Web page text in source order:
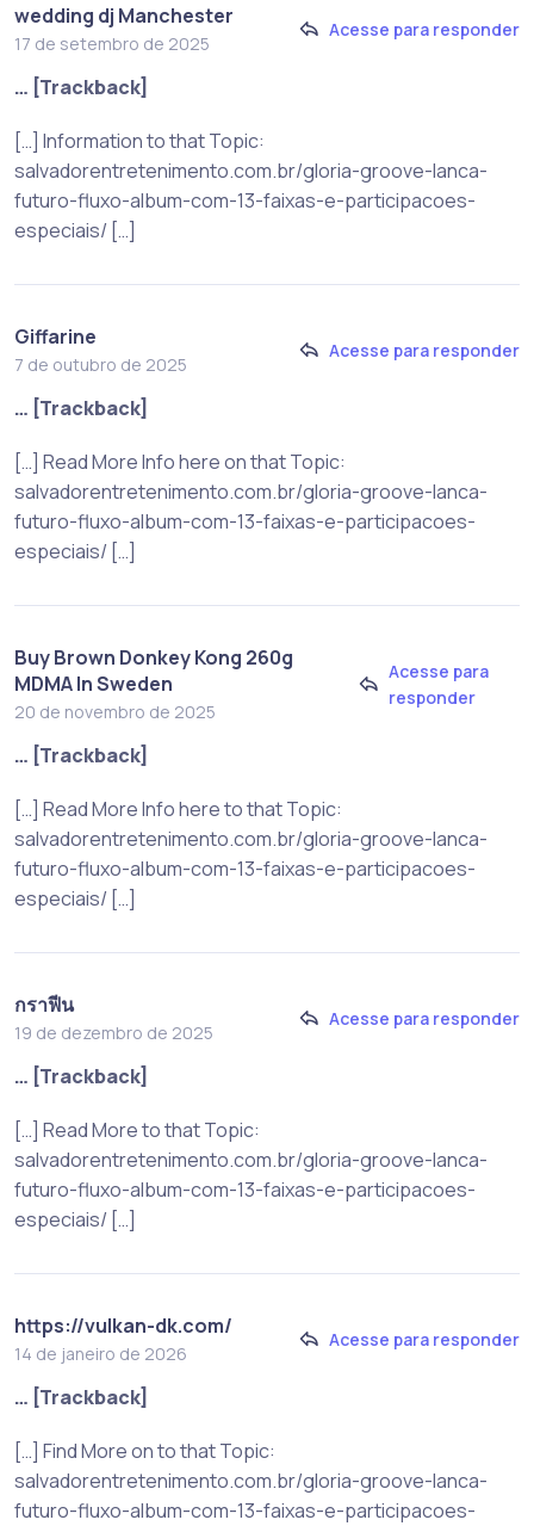
wedding dj Manchester
17 de setembro de 2025
Acesse para responder
… [Trackback]
[…] Information to that Topic:
salvadorentretenimento.com.br/gloria-groove-lanca-
futuro-fluxo-album-com-13-faixas-e-participacoes-
especiais/ […]
Giffarine
7 de outubro de 2025
Acesse para responder
… [Trackback]
[…] Read More Info here on that Topic:
salvadorentretenimento.com.br/gloria-groove-lanca-
futuro-fluxo-album-com-13-faixas-e-participacoes-
especiais/ […]
Buy Brown Donkey Kong 260g
MDMA In Sweden
20 de novembro de 2025
Acesse para
responder
… [Trackback]
[…] Read More Info here to that Topic:
salvadorentretenimento.com.br/gloria-groove-lanca-
futuro-fluxo-album-com-13-faixas-e-participacoes-
especiais/ […]
กราฟีน
19 de dezembro de 2025
Acesse para responder
… [Trackback]
[…] Read More to that Topic:
salvadorentretenimento.com.br/gloria-groove-lanca-
futuro-fluxo-album-com-13-faixas-e-participacoes-
especiais/ […]
https://vulkan-dk.com/
14 de janeiro de 2026
Acesse para responder
… [Trackback]
[…] Find More on to that Topic:
salvadorentretenimento.com.br/gloria-groove-lanca-
futuro-fluxo-album-com-13-faixas-e-participacoes-